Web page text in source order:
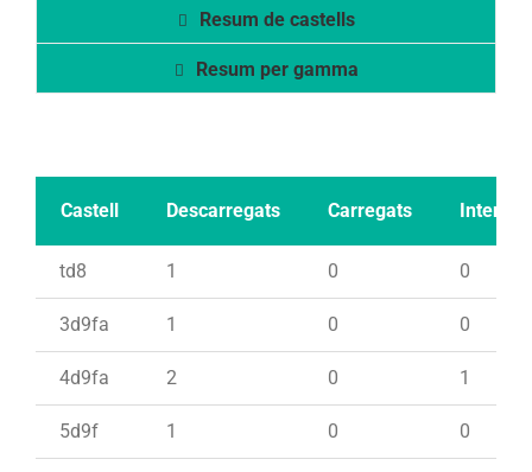
Resum de castells
Resum per gamma
Castell Descarregats Carregats Intents
td8 1 0 0
3d9fa 1 0 0
4d9fa 2 0 1
5d9f 1 0 0